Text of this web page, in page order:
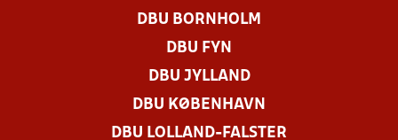
DBU BORNHOLM
DBU FYN
DBU JYLLAND
DBU KØBENHAVN
DBU LOLLAND-FALSTER